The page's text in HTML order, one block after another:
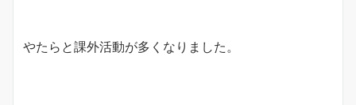
やたらと課外活動が多くなりました。